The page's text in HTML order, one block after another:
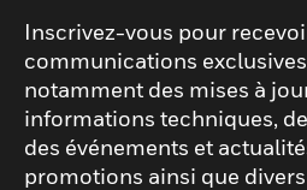
Inscrivez-vous pour
communications
notamment des mises à
informations techniques,
des événements et
promotions ainsi que